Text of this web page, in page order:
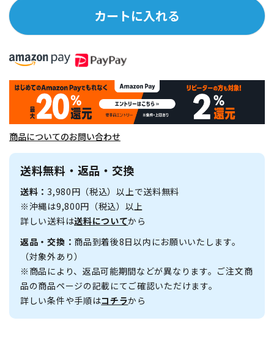
カートに入れる
商品についてのお問い合わせ
送料無料・返品・交換
送料：3,980円（税込）以上で送料無料
※沖縄は9,800円（税込）以上
詳しい送料は送料についてから
返品・交換： 商品到着後8日以内にお願いいたします。
（対象外あり）
※商品により、返品可能期間などが異なります。ご注文商
品の商品ページの記載にてご確認いただけます。
詳しい条件や手順はコチラから